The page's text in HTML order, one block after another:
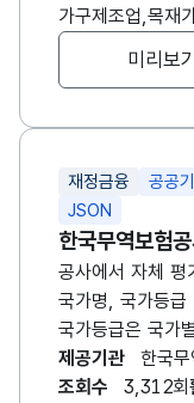
가구제조업,목재
미리보기
재정금융
공공
JSON
한국무역보험
공사에서 자체 평
국가명, 국가등급
국가등급은 국가
평가되었습니다.
제공기관 한국
조회수
3,312회